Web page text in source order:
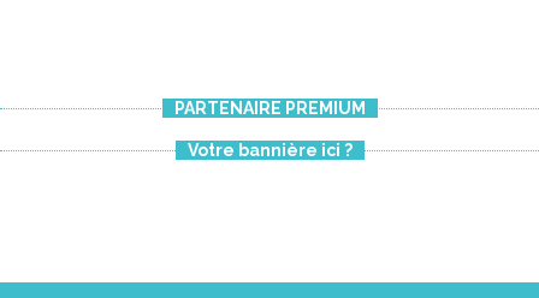
PARTENAIRE PREMIUM
Votre bannière ici ?